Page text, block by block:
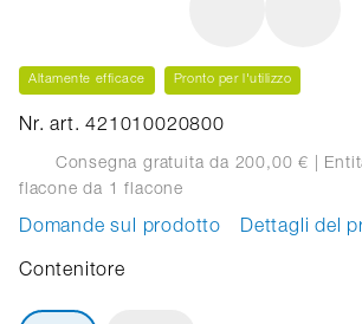
Altamente efficace Pronto per l'utilizzo
Nr. art. 421010020800
Consegna gratuita da 200,00 € |
flacone da 1 flacone
Domande sul prodotto Dettagli del
Contenitore